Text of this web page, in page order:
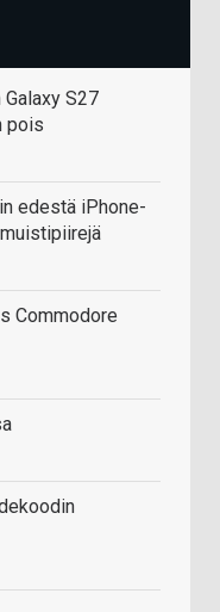
S27
pois
edestä iPhone-
Commodore